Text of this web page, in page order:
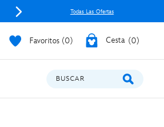
Todas Las Ofertas
Favoritos 0 Cesta 0
BUSCAR